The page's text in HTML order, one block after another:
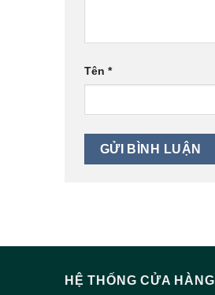
Tên *
HỆ THỐNG CỬA HÀNG